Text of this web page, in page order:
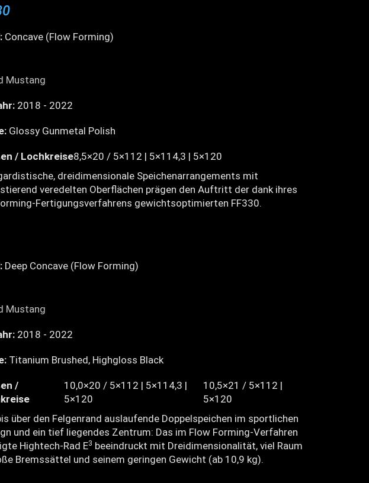
Concave (Flow Forming)
Mustang
2018 - 2022
Glossy Gunmetal Polish
/ Lochkreise8,5×20 / 5×112 | 5×114,3 | 5×120
dreidimensionale Speichenarrangements mit
veredelten Oberflächen prägen den Auftritt der dank ihres
Fertigungsverfahrens gewichtsoptimierten FF330.
Deep Concave (Flow Forming)
Mustang
2018 - 2022
Titanium Brushed, Highgloss Black
/
10,0×20 / 5×112 | 5×114,3 |
5×120
10,5×21 / 5×112 |
5×120
über den Felgenrand auslaufende Doppelspeichen im sportlichen
und ein tief liegendes Zentrum: Das im Flow Forming-Verfahren
Hightech-Rad E3 beeindruckt mit Dreidimensionalität, viel Raum
Bremssättel und seinem geringen Gewicht (ab 10,9 kg).